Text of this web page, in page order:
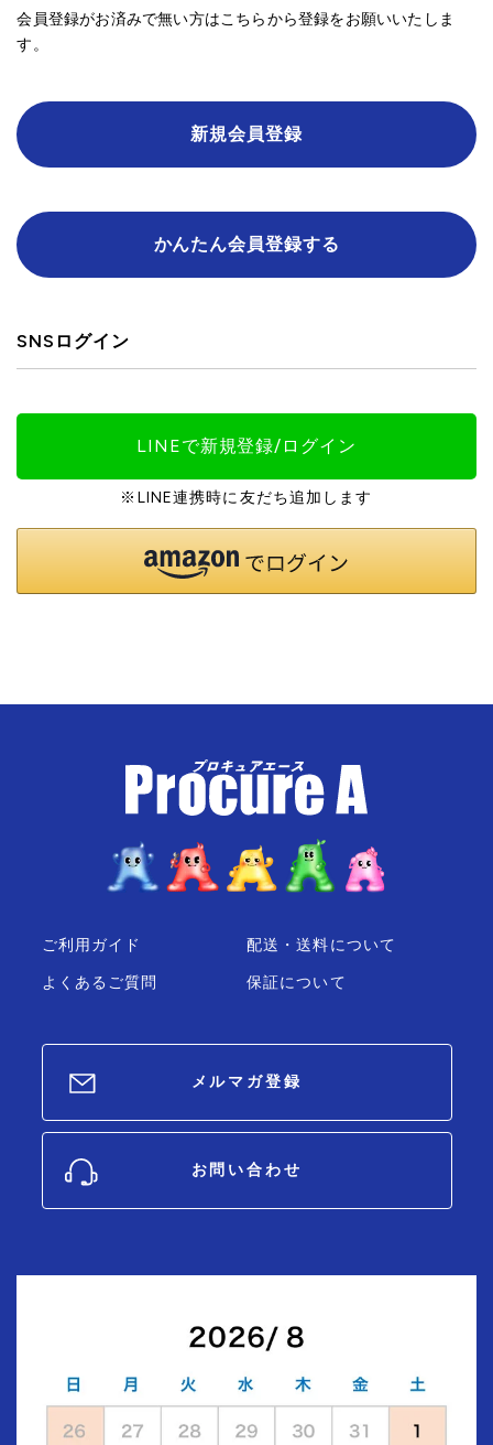
会員登録がお済みで無い方はこちらから登録をお願いいたしま
す。
新規会員登録
かんたん会員登録する
SNSログイン
LINEで新規登録/ログイン
※LINE連携時に友だち追加します
ご利用ガイド
よくあるご質問
配送・送料について
保証について
メルマガ登録
お問い合わせ